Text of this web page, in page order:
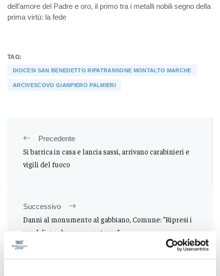
dell’amore del Padre e oro, il primo tra i metalli nobili segno della
prima virtù: la fede
TAG:
DIOCESI SAN BENEDETTO RIPATRANSONE MONTALTO MARCHE
ARCIVESCOVO GIANPIERO PALMIERI
Precedente
Si barrica in casa e lancia sassi, arrivano carabinieri e
vigili del fuoco
Successivo
Danni al monumento al gabbiano, Comune: “Ripresi i
vandali, pagheranno restauro”